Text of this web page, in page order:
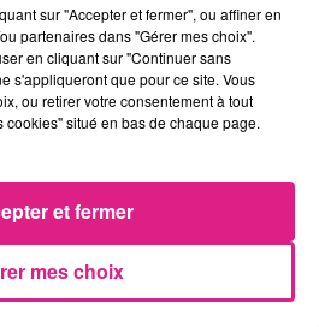
les autres au Parc animalier de...
gratuite pour voir l’éclipse
FC Metz pour l'OGC Nice
son feu d’artifice
sur "Accepter et fermer", ou affiner en
partenaires dans "Gérer mes choix".
en cliquant sur "Continuer sans
s'appliqueront que pour ce site. Vous
ou retirer votre consentement à tout
situé en bas de chaque page.
mes choix
et fermer